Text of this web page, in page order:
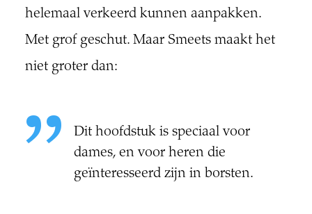
helemaal verkeerd kunnen aanpakken.
Met grof geschut. Maar Smeets maakt het
niet groter dan:
Dit hoofdstuk is speciaal voor
dames, en voor heren die
geïnteresseerd zijn in borsten.